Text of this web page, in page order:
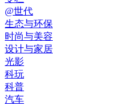
@世代
生态与环保
时尚与美容
设计与家居
光影
科玩
科普
汽车